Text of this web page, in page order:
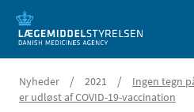
Nyheder / 2021 /
Ingen tegn
er udløst af COVID-19-vaccination